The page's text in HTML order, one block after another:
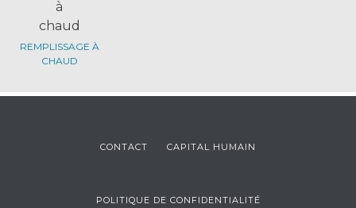
REMPLISSAGE À
CHAUD
CONTACT CAPITAL HUMAIN
POLITIQUE DE CONFIDENTIALITÉ